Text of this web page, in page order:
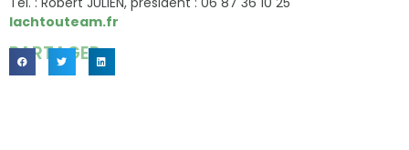
lachtouteam.fr
PARTAGER...